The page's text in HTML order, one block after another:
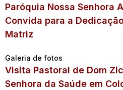
Paróquia Nossa Senhora
Convida para a
Matriz
Galeria de fotos
Visita Pastoral de Dom
Senhora da Saúde em